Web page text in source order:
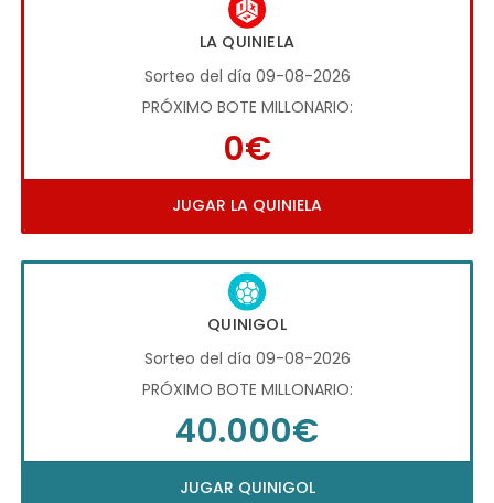
LA QUINIELA
Sorteo del día 09-08-2026
PRÓXIMO BOTE MILLONARIO:
0€
JUGAR LA QUINIELA
QUINIGOL
Sorteo del día 09-08-2026
PRÓXIMO BOTE MILLONARIO:
40.000€
JUGAR QUINIGOL